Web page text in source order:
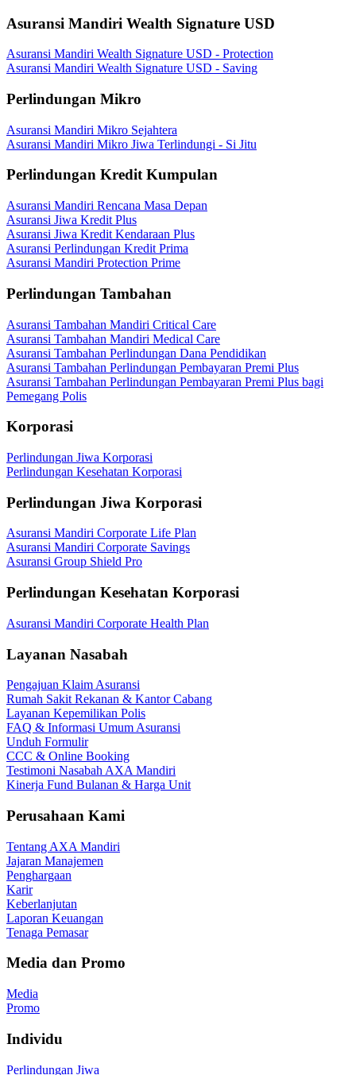
Asuransi Mandiri Wealth Signature USD
Asuransi Mandiri Wealth Signature USD - Protection
Asuransi Mandiri Wealth Signature USD - Saving
Perlindungan Mikro
Asuransi Mandiri Mikro Sejahtera
Asuransi Mandiri Mikro Jiwa Terlindungi - Si Jitu
Perlindungan Kredit Kumpulan
Asuransi Mandiri Rencana Masa Depan
Asuransi Jiwa Kredit Plus
Asuransi Jiwa Kredit Kendaraan Plus
Asuransi Perlindungan Kredit Prima
Asuransi Mandiri Protection Prime
Perlindungan Tambahan
Asuransi Tambahan Mandiri Critical Care
Asuransi Tambahan Mandiri Medical Care
Asuransi Tambahan Perlindungan Dana Pendidikan
Asuransi Tambahan Perlindungan Pembayaran Premi Plus
Asuransi Tambahan Perlindungan Pembayaran Premi Plus bagi
Pemegang Polis
Korporasi
Perlindungan Jiwa Korporasi
Perlindungan Kesehatan Korporasi
Perlindungan Jiwa Korporasi
Asuransi Mandiri Corporate Life Plan
Asuransi Mandiri Corporate Savings
Asuransi Group Shield Pro
Perlindungan Kesehatan Korporasi
Asuransi Mandiri Corporate Health Plan
Layanan Nasabah
Pengajuan Klaim Asuransi
Rumah Sakit Rekanan & Kantor Cabang
Layanan Kepemilikan Polis
FAQ & Informasi Umum Asuransi
Unduh Formulir
CCC & Online Booking
Testimoni Nasabah AXA Mandiri
Kinerja Fund Bulanan & Harga Unit
Perusahaan Kami
Tentang AXA Mandiri
Jajaran Manajemen
Penghargaan
Karir
Keberlanjutan
Laporan Keuangan
Tenaga Pemasar
Media dan Promo
Media
Promo
Individu
Perlindungan Jiwa